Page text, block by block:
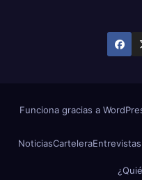
Funciona gracias a
NoticiasCarteleraEntrevistas